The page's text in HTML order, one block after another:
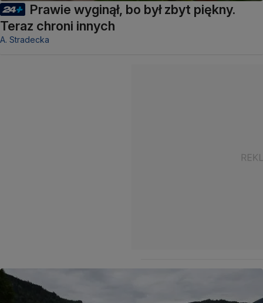
Prawie wyginął, bo był zbyt piękny.
Teraz chroni innych
A. Stradecka